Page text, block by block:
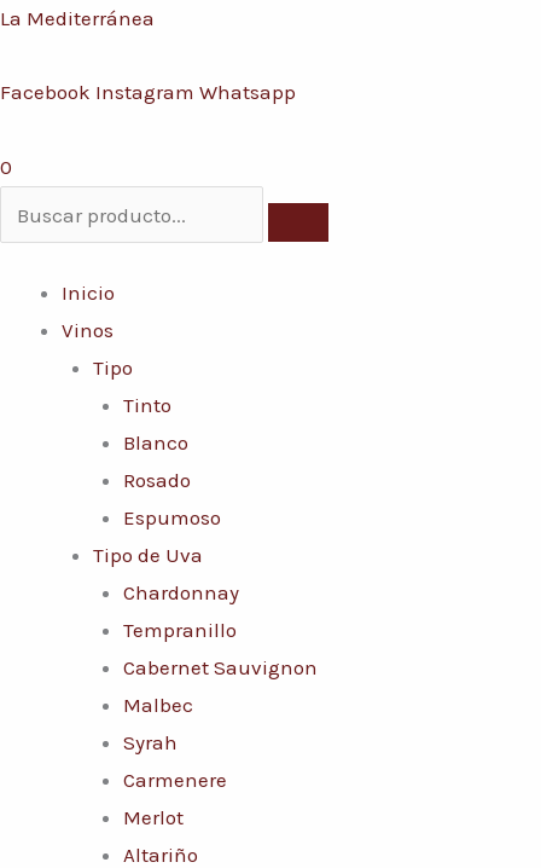
Ir
contenido
La Mediterránea
Facebook Instagram Whatsapp
0
Inicio
Vinos
Tipo
Tinto
Blanco
Rosado
Espumoso
Tipo de Uva
Chardonnay
Tempranillo
Cabernet Sauvignon
Malbec
Syrah
Carmenere
Merlot
Altariño
Menú